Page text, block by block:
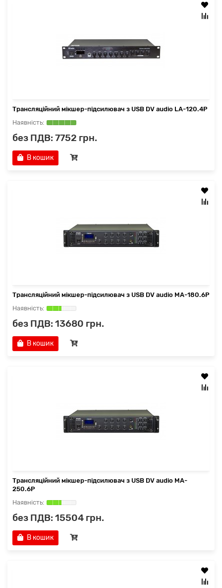
Трансляційний мікшер-підсилювач з USB DV audio LA-120.4P
без ПДВ: 7752 грн.
В кошик
Трансляційний мікшер-підсилювач з USB DV audio MA-180.6P
без ПДВ: 13680 грн.
В кошик
Трансляційний мікшер-підсилювач з USB DV audio MA-
250.6P
без ПДВ: 15504 грн.
В кошик